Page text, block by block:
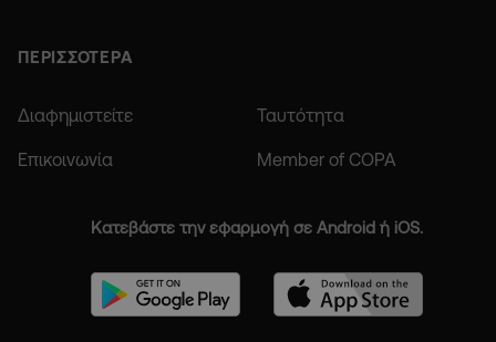
ΠΕΡΙΣΣΟΤΕΡΑ
Διαφημιστείτε Ταυτότητα
Επικοινωνία Member of COPA
Κατεβάστε την εφαρμογή σε Android ή iOS.